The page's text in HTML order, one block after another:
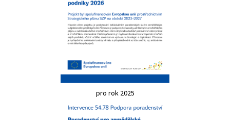
pro rok 2025